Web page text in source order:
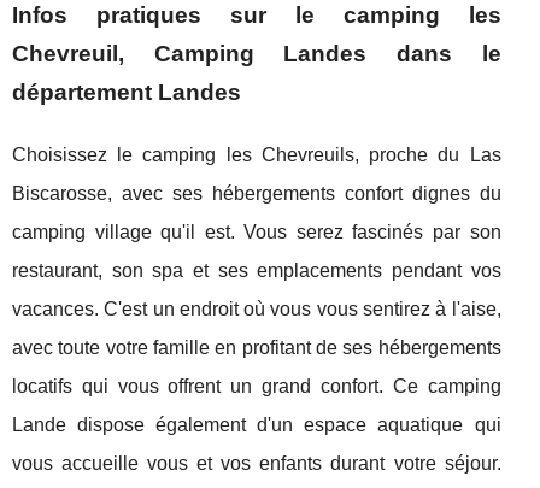
Infos pratiques sur le camping les
Chevreuil, Camping Landes dans le
département Landes
Choisissez le camping les Chevreuils, proche du Las
Biscarosse, avec ses hébergements confort dignes du
camping village qu'il est. Vous serez fascinés par son
restaurant, son spa et ses emplacements pendant vos
vacances. C'est un endroit où vous vous sentirez à l'aise,
avec toute votre famille en profitant de ses hébergements
locatifs qui vous offrent un grand confort. Ce camping
Lande dispose également d'un espace aquatique qui
vous accueille vous et vos enfants durant votre séjour.